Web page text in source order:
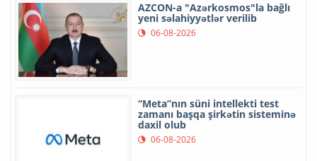
AZCON-a "Azərkosmos"la bağlı
yeni səlahiyyətlər verilib
06-08-2026
“Meta”nın süni intellekti test
zamanı başqa şirkətin sisteminə
daxil olub
06-08-2026